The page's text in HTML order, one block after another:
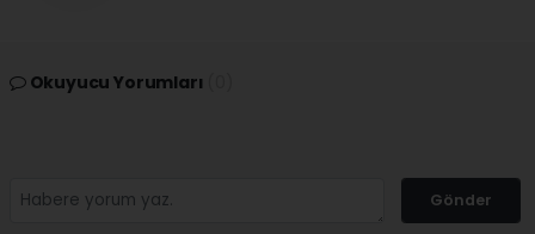
Okuyucu Yorumları
Gönder